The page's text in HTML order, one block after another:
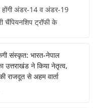
होंगी अंडर-14 व अंडर-19
चैंपियनशिप ट्रॉफी के
संस्कृत: भारत-नेपाल
उत्तराखंड ने किया नेतृत्व,
राजदूत से अहम वार्ता